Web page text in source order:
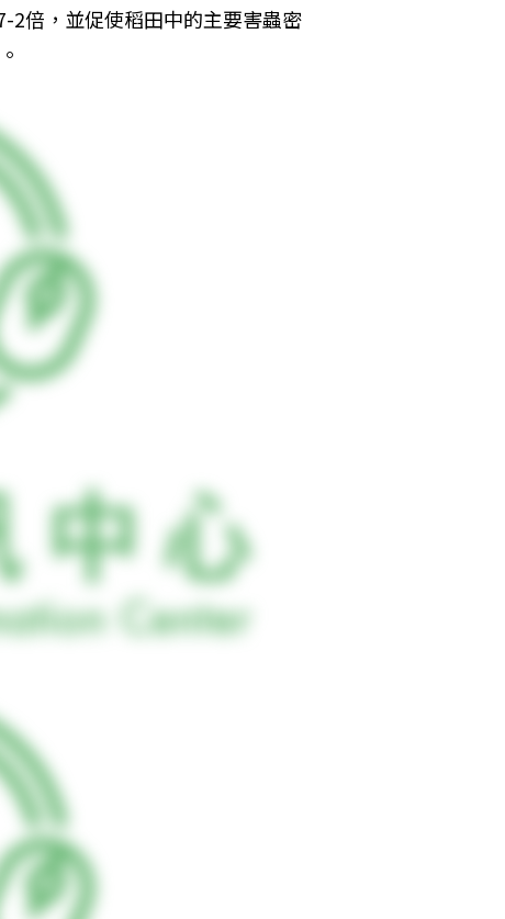
2倍，並促使稻田中的主要害蟲密